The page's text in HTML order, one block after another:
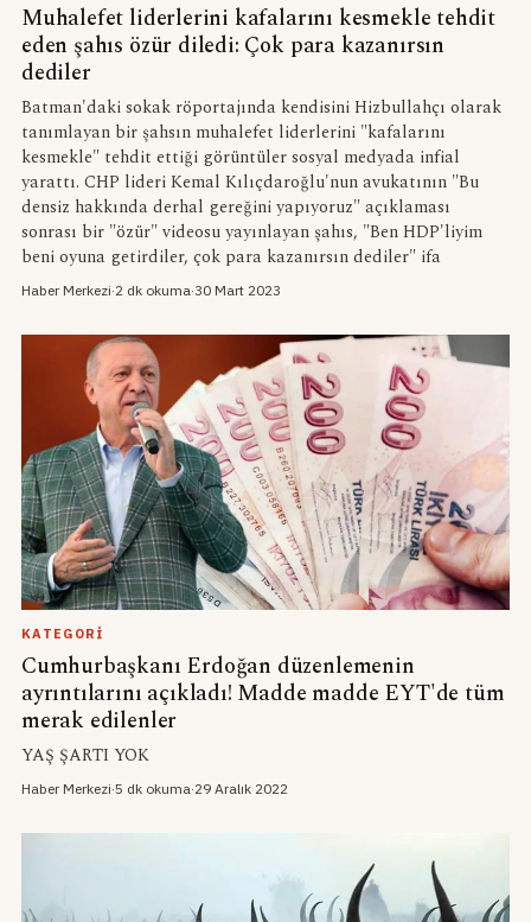
Muhalefet liderlerini kafalarını kesmekle tehdit
eden şahıs özür diledi: Çok para kazanırsın
dediler
Batman'daki sokak röportajında kendisini Hizbullahçı olarak
tanımlayan bir şahsın muhalefet liderlerini "kafalarını
kesmekle" tehdit ettiği görüntüler sosyal medyada infial
yarattı. CHP lideri Kemal Kılıçdaroğlu'nun avukatının "Bu
densiz hakkında derhal gereğini yapıyoruz" açıklaması
sonrası bir "özür" videosu yayınlayan şahıs, "Ben HDP'liyim
beni oyuna getirdiler, çok para kazanırsın dediler" ifa
Haber Merkezi·2 dk okuma·30 Mart 2023
KATEGORI
Cumhurbaşkanı Erdoğan düzenlemenin
ayrıntılarını açıkladı! Madde madde EYT'de tüm
merak edilenler
YAŞ ŞARTI YOK
Haber Merkezi·5 dk okuma·29 Aralık 2022